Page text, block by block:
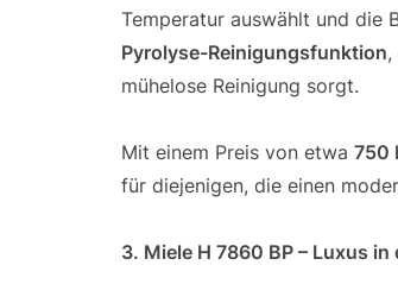
Temperatur auswählt und die
Pyrolyse-Reinigungsfunktion,
mühelose Reinigung sorgt.
Mit einem Preis von etwa 750
für diejenigen, die einen
3. Miele H 7860 BP – Luxus in